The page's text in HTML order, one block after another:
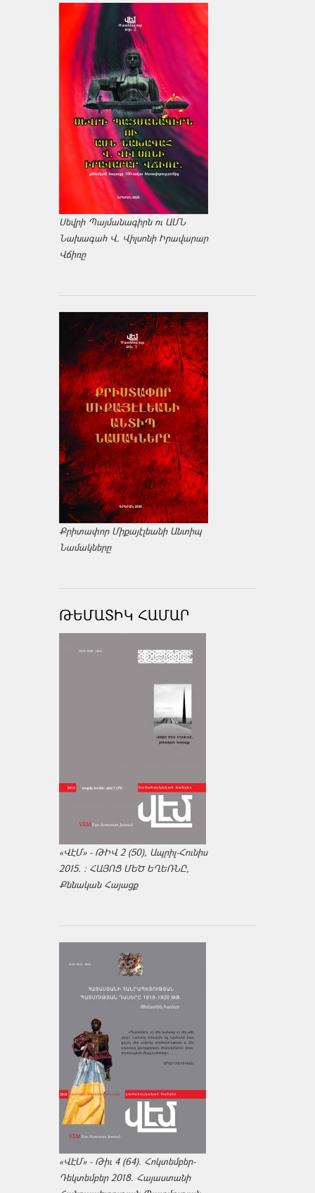
Սեվրի Պայմանագիրն ու ԱՄՆ
Նախագահ Վ. Վիլսոնի Իրավարար
Վճիռը
Քրիտափոր Միքայէլեանի Անտիպ
Նամակները
ԹԵՄԱՏԻԿ ՀԱՄԱՐ
«ՎԷՄ» - ԹԻՎ 2 (50), Ապրիլ-Հունիս
2015. : ՀԱՅՈՑ ՄԵԾ ԵՂԵՌՆԸ,
Քննական Հայացք
«ՎԷՄ» - Թիւ 4 (64). Հոկտեմբեր-
Դեկտեմբեր 2018. Հայաստանի